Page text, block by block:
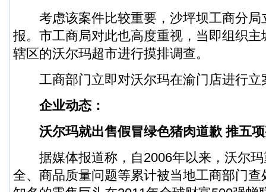
考虑该案件比较重要，沙坪坝工商分局
报。市工商局对此也高度重视，当即组织
辖区的沃尔玛超市进行摸排调查。
工商部门立即对沃尔玛在渝门店进行立
企业动态：
沃尔玛就出售假冒绿色猪肉道歉 推五项
据媒体报道称，自2006年以来，沃尔玛
全、商品质量问题等累计被当地工商部门